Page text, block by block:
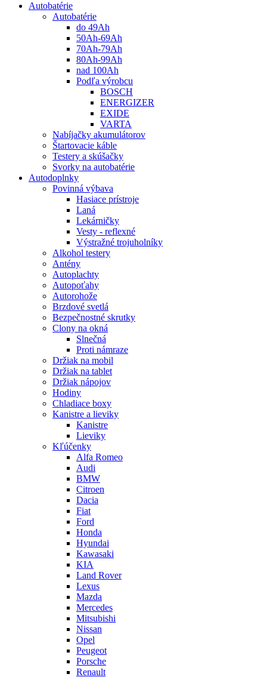
Autobatérie
Autobatérie
do 49Ah
50Ah-69Ah
70Ah-79Ah
80Ah-99Ah
nad 100Ah
Podľa výrobcu
BOSCH
ENERGIZER
EXIDE
VARTA
Nabíjačky akumulátorov
Štartovacie káble
Testery a skúšačky
Svorky na autobatérie
Autodoplnky
Povinná výbava
Hasiace prístroje
Laná
Lekárničky
Vesty - reflexné
Výstražné trojuholníky
Alkohol testery
Antény
Autoplachty
Autopoťahy
Autorohože
Brzdové svetlá
Bezpečnostné skrutky
Clony na okná
Slnečná
Proti námraze
Držiak na mobil
Držiak na tablet
Držiak nápojov
Hodiny
Chladiace boxy
Kanistre a lieviky
Kanistre
Lieviky
Kľúčenky
Alfa Romeo
Audi
BMW
Citroen
Dacia
Fiat
Ford
Honda
Hyundai
Kawasaki
KIA
Land Rover
Lexus
Mazda
Mercedes
Mitsubishi
Nissan
Opel
Peugeot
Porsche
Renault